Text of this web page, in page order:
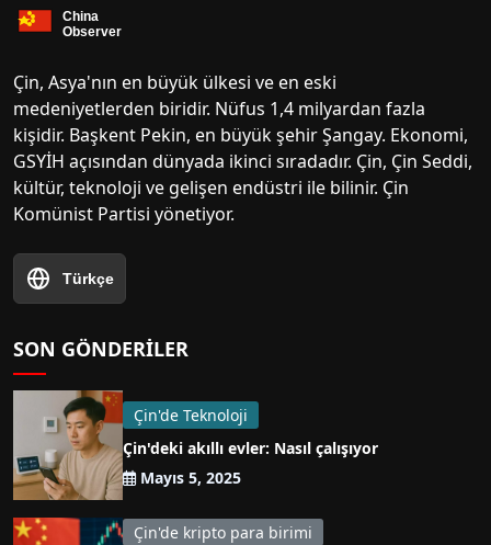
Çin, Asya'nın en büyük ülkesi ve en eski
medeniyetlerden biridir. Nüfus 1,4 milyardan fazla
kişidir. Başkent Pekin, en büyük şehir Şangay. Ekonomi,
GSYİH açısından dünyada ikinci sıradadır. Çin, Çin Seddi,
kültür, teknoloji ve gelişen endüstri ile bilinir. Çin
Komünist Partisi yönetiyor.
Türkçe
SON GÖNDERILER
Çin'de Teknoloji
Çin'deki akıllı evler: Nasıl çalışıyor
Mayıs 5, 2025
Çin'de kripto para birimi